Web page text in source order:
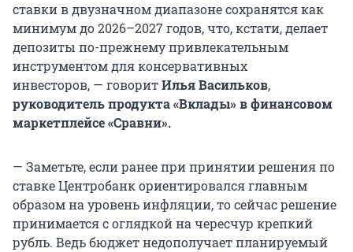
ставки в двузначном диапазоне сохранятся как
минимум до 2026–2027 годов, что, кстати, делает
депозиты по-прежнему привлекательным
инструментом для консервативных
инвесторов, — говоритИлья Васильков,
руководитель продукта «Вклады» в финансовом
маркетплейсе «Сравни».
— Заметьте, если ранее при принятии решения по
ставке Центробанк ориентировался главным
образом на уровень инфляции, то сейчас решение
принимается с оглядкой на чересчур крепкий
рубль. Ведь бюджет недополучает планируемый